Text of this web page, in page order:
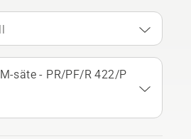
säte - PR/PF/R 422/P